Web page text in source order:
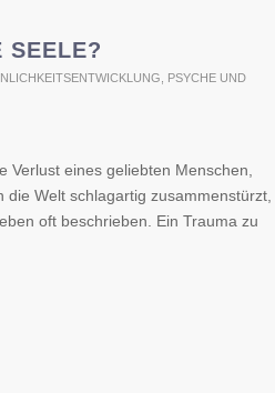
SEELE?
PSYCHE UND
eines geliebten Menschen,
Welt schlagartig zusammenstürzt,
oft beschrieben. Ein Trauma zu